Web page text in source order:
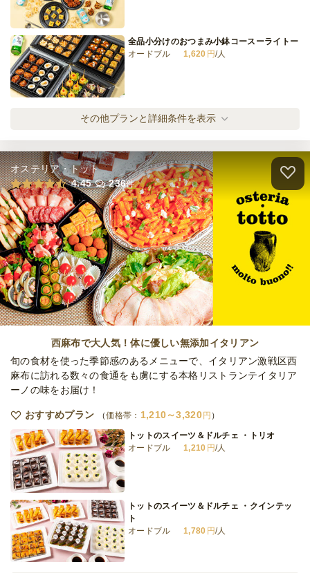
全品小分けのおつまみ小鉢コースーライトー
オードブル
1,620 円/人
韓国お肉堪能コースーライトー
オードブル
1,620円/人
手軽に韓国気分！旨辛キムチチゲ鍋ライトコ
ース
オードブル
2,160円
手軽に韓国気分！まろやか豆乳チゲ鍋ライト
コース
オードブル
2,160円
全品小分けのおつまみ小鉢コースースタンダ
オードブル
2,160円/人
全てのプランを見る（15件）
オードブル
その他プランと詳細条件を表示
オステリア・トット
4.45
236件
西麻布で大人気！体に優しい無添加イタリアン
旬の食材を使った季節感のあるメニューで、イタリアン激戦区西
麻布に訪れる数々の食通をも虜にする本格リストランテイタリア
ーノの味をお届け！
おすすめプラン 価格帯： 1,210～3,320 円
トットのスイーツ＆ドルチェ ・トリオ
オードブル
1,210 円/人
トットのスイーツ＆ドルチェ ・クインテッ
ト
オードブル
1,780 円/人